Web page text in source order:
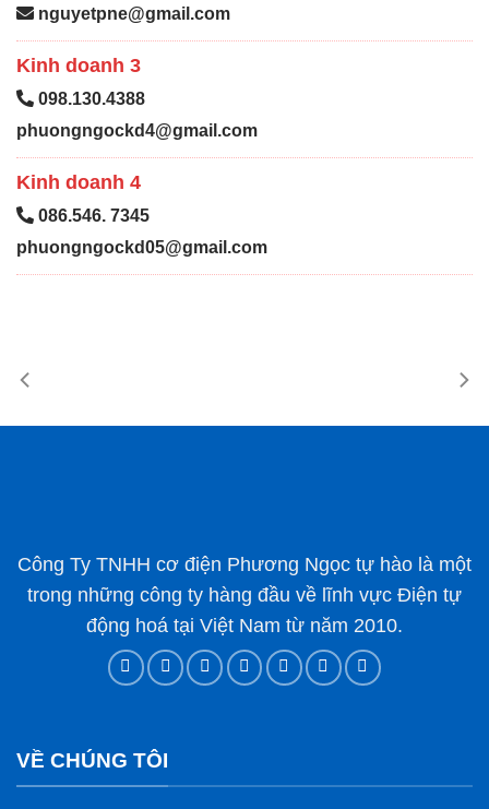
nguyetpne@gmail.com
Kinh doanh 3
098.130.4388
phuongngockd4@gmail.com
Kinh doanh 4
086.546. 7345
phuongngockd05@gmail.com
Công Ty TNHH cơ điện Phương Ngọc tự hào là một
trong những công ty hàng đầu về lĩnh vực Điện tự
động hoá tại Việt Nam từ năm 2010.
VỀ CHÚNG TÔI